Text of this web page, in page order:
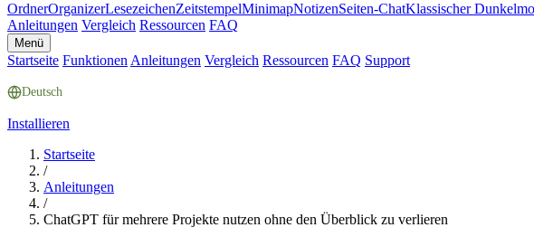
OrdnerOrganizerLesezeichenZeitstempelMinimapNotizenSeiten-ChatKlassischer
Anleitungen Vergleich Ressourcen FAQ
Menü
Startseite Funktionen Anleitungen Vergleich Ressourcen FAQ Support
Deutsch
Installieren
Startseite
/
Anleitungen
/
ChatGPT für mehrere Projekte nutzen ohne den Überblick zu verlieren